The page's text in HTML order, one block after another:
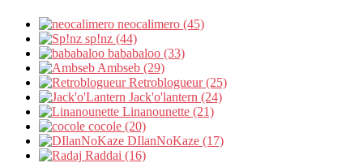
neocalimero (45)
sp!nz (44)
bababaloo (33)
Ambseb (29)
Retroblogueur (25)
Jack'o'lantern (24)
Linanounette (21)
cocole (20)
DIlanNoKaze (17)
Raddai (16)